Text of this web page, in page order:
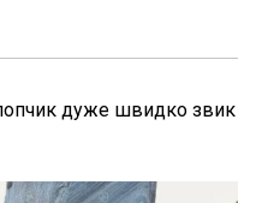
дуже швидко звик